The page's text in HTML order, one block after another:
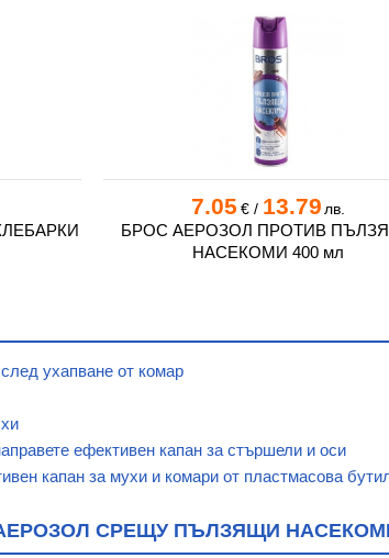
7.05 €/ 13.79 лв.
БРОС АЕРОЗОЛ ПРОТИВ
НАСЕКОМИ 400 мл
ухапване от комар
ефективен капан за стършели и оси
капан за мухи и комари от пластмасова
СРЕЩУ ПЪЛЗЯЩИ